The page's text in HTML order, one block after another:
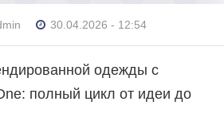
30.04.2026 - 12:54
одежды с
полный цикл от идеи до